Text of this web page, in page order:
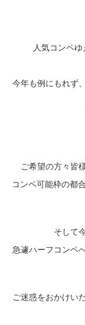
人気コンペ
今年も例にもれず
ご希望の方々皆
コンペ可能枠の都
そして
急遽ハーフコンペ
ご迷惑をおかけい